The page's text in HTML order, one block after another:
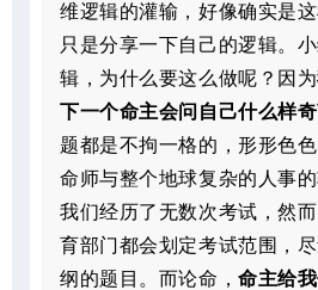
维逻辑的灌输，好像确实是
只是分享一下自己的逻辑。
辑，为什么要这么做呢？因为
下一个命主会问自己什么样
题都是不拘一格的，形形色
命师与整个地球复杂的人事
我们经历了无数次考试，然
育部门都会划定考试范围，
纲的题目。而论命，命主给